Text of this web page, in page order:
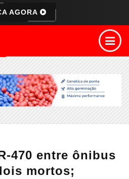
AGORA
470 entre ônibus
mortos;